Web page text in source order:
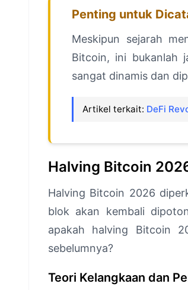
Penting untuk
Meskipun sejarah
Bitcoin, ini bukanlah
sangat dinamis dan
Artikel terkait: DeFi
Halving Bitcoin
Halving Bitcoin 2026
blok akan kembali
apakah halving Bitcoin
sebelumnya?
Teori Kelangkaan dan